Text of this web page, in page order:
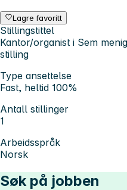
Lagre favoritt
Stillingstittel
Kantor/organist i Sem
stilling
Type ansettelse
Fast, heltid 100%
Antall stillinger
1
Arbeidsspråk
Norsk
Søk på jobben